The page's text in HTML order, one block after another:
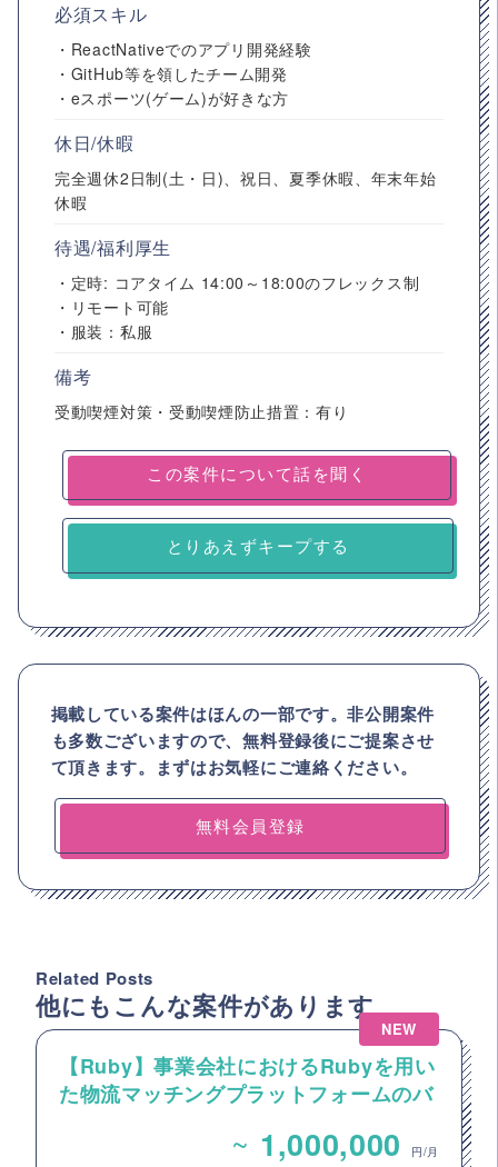
必須スキル
・ReactNativeでのアプリ開発経験
・GitHub等を領したチーム開発
・eスポーツ(ゲーム)が好きな方
休日/休暇
完全週休2日制(土・日)、祝日、夏季休暇、年末年始
休暇
待遇/福利厚生
・定時: コアタイム 14:00～18:00のフレックス制
・リモート可能
・服装：私服
備考
受動喫煙対策・受動喫煙防止措置：有り
とりあえずキープする
掲載している案件はほんの一部です。非公開案件
も多数ございますので、無料登録後にご提案させ
て頂きます。まずはお気軽にご連絡ください。
無料会員登録
Related Posts
他にもこんな案件があります
NEW
【Ruby】事業会社におけるRubyを用い
た物流マッチングプラットフォームのバ
~ 1,000,000 円/月